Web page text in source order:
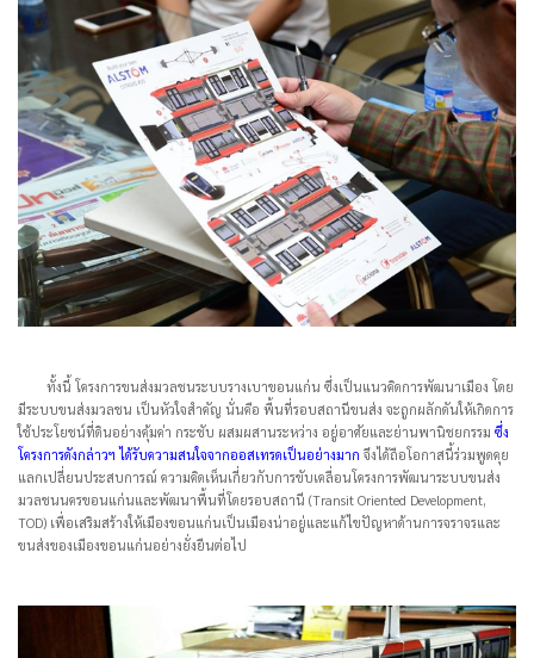
ทั้งนี้ โครงการขนส่งมวลชนระบบรางเบาขอนแก่น ซึ่งเป็นแนวคิดการพัฒนาเมือง โดย
มีระบบขนส่งมวลชน เป็นหัวใจสำคัญ นั่นคือ พื้นที่รอบสถานีขนส่ง จะถูกผลักดันให้เกิดการ
ใช้ประโยชน์ที่ดินอย่างคุ้มค่า กระชับ ผสมผสานระหว่าง อยู่อาศัยและย่านพานิชยกรรม ซึ่ง
โครงการดังกล่าวฯ ได้รับความสนใจจากออสเทรดเป็นอย่างมาก จึงได้ถือโอกาสนี้ร่วมพูดคุย
แลกเปลี่ยนประสบการณ์ ความคิดเห็นเกี่ยวกับการขับเคลื่อนโครงการพัฒนาระบบขนส่ง
มวลชนนครขอนแก่นและพัฒนาพื้นที่โดยรอบสถานี (Transit Oriented Development,
TOD) เพื่อเสริมสร้างให้เมืองขอนแก่นเป็นเมืองน่าอยู่และแก้ไขปัญหาด้านการจราจรและ
ขนส่งของเมืองขอนแก่นอย่างยั่งยืนต่อไป